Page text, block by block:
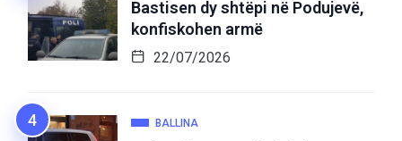
Bastisen dy shtëpi në Podujevë,
konfiskohen armë
22/07/2026
BALLINA